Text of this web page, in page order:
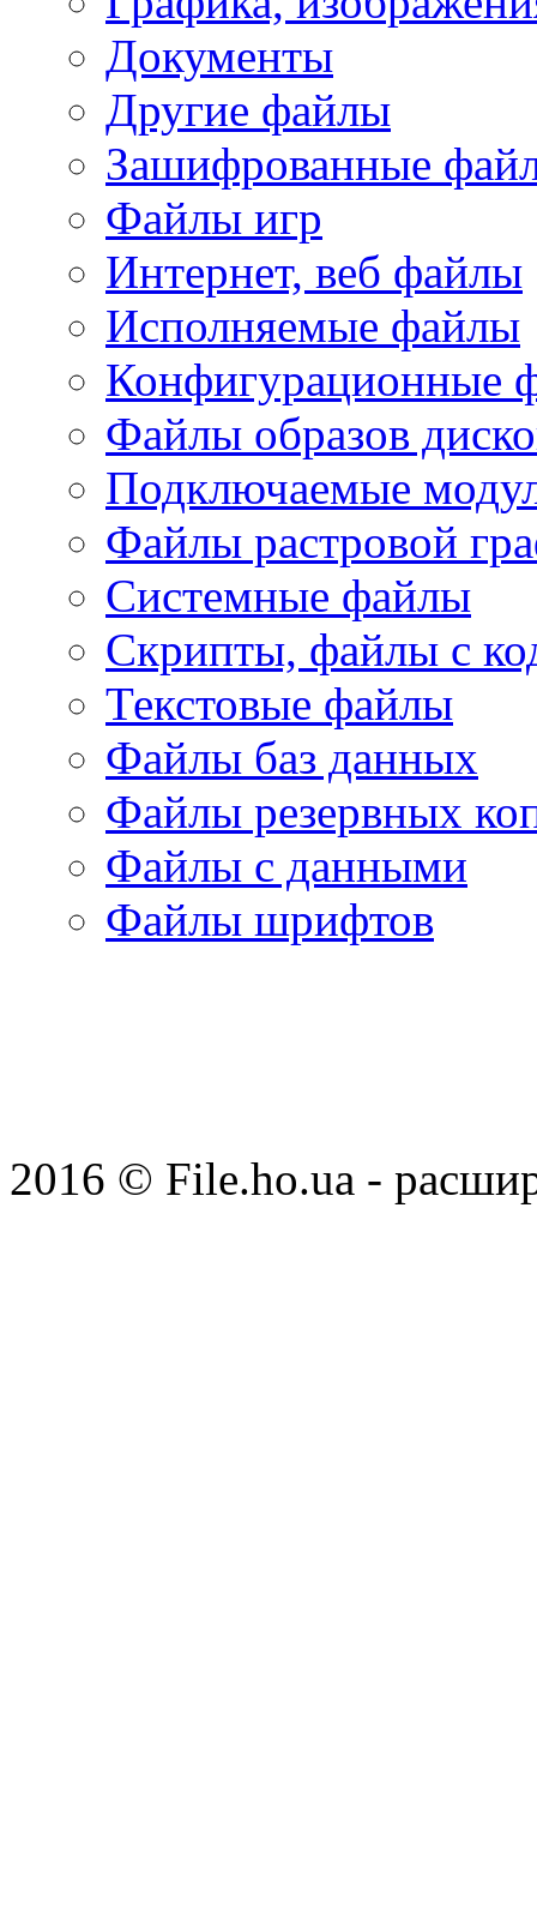
Документы
Другие файлы
Зашифрованные
Файлы игр
Интернет, веб файлы
Исполняемые файлы
Конфигурационные
Файлы образов
Подключаемые
Файлы растровой
Системные файлы
Скрипты, файлы с
Текстовые файлы
Файлы баз данных
Файлы резервных
Файлы с данными
Файлы шрифтов
2016 © File.ho.ua -